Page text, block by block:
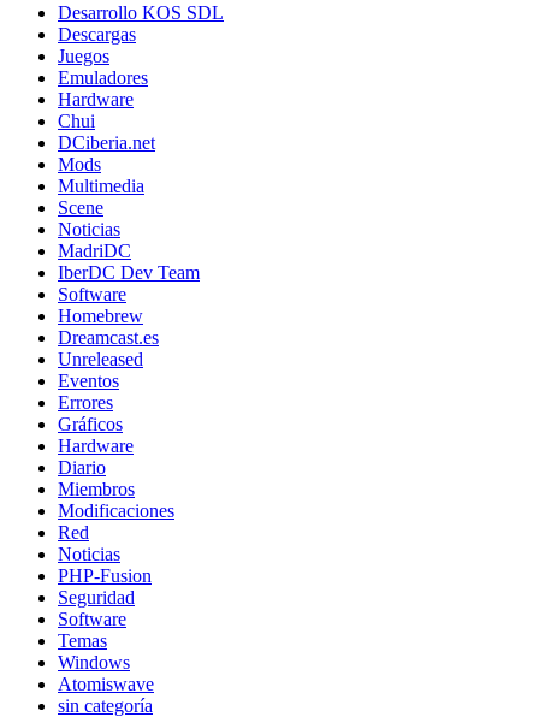
Desarrollo KOS SDL
Descargas
Juegos
Emuladores
Hardware
Chui
DCiberia.net
Mods
Multimedia
Scene
Noticias
MadriDC
IberDC Dev Team
Software
Homebrew
Dreamcast.es
Unreleased
Eventos
Errores
Gráficos
Hardware
Diario
Miembros
Modificaciones
Red
Noticias
PHP-Fusion
Seguridad
Software
Temas
Windows
Atomiswave
sin categoría